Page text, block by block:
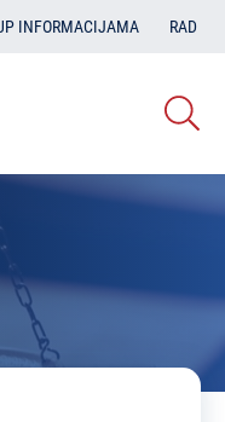
INFORMACIJAMA RAD